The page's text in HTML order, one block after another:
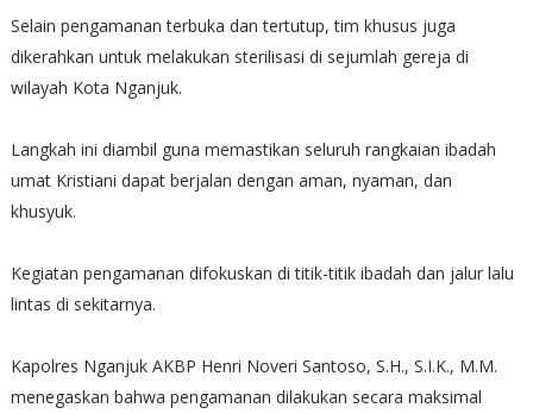
Selain pengamanan terbuka dan tertutup, tim khusus juga
dikerahkan untuk melakukan sterilisasi di sejumlah gereja di
wilayah Kota Nganjuk.
Langkah ini diambil guna memastikan seluruh rangkaian ibadah
umat Kristiani dapat berjalan dengan aman, nyaman, dan
khusyuk.
Kegiatan pengamanan difokuskan di titik-titik ibadah dan jalur lalu
lintas di sekitarnya.
Kapolres Nganjuk AKBP Henri Noveri Santoso, S.H., S.I.K., M.M.
menegaskan bahwa pengamanan dilakukan secara maksimal